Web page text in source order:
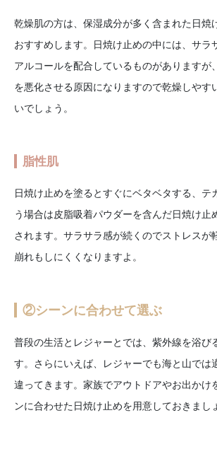
乾燥肌の方は、保湿成分が多く含まれた日焼
おすすめします。日焼け止めの中には、サラ
アルコールを配合しているものがありますが
を悪化させる原因になりますので乾燥しやす
いでしょう。
脂性肌
日焼け止めを塗るとすぐにベタベタする、テ
う場合は皮脂吸着パウダーを含んだ日焼け止
されます。サラサラ感が続くのでストレスが
崩れもしにくくなりますよ。
②シーンに合わせて選ぶ
普段の生活とレジャーとでは、紫外線を浴び
す。さらにいえば、レジャーでも海と山では
違ってきます。家族でアウトドアやお出かけ
ンに合わせた日焼け止めを用意しておきまし